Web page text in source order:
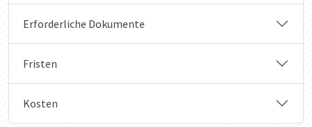
Erforderliche Dokumente
Fristen
Kosten